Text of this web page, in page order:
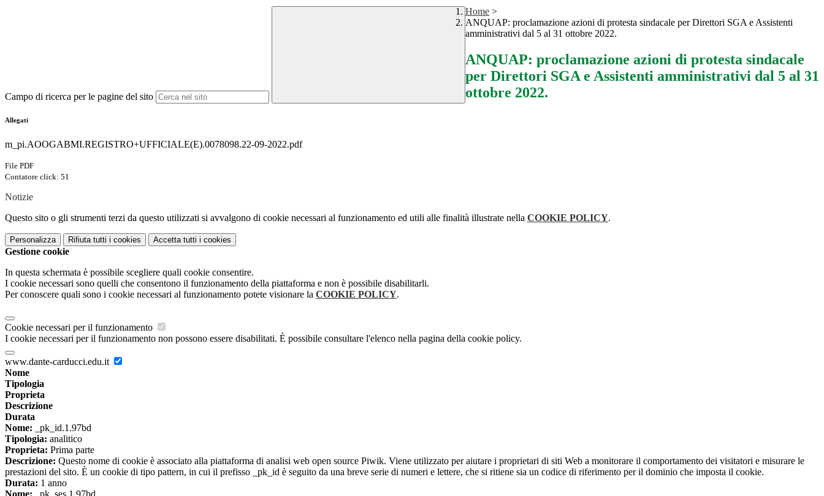
Campo di ricerca per le pagine del sito
Home >
ANQUAP: proclamazione azioni di protesta sindacale per Direttori SGA e Assistenti
amministrativi dal 5 al 31 ottobre 2022.
ANQUAP: proclamazione azioni di protesta sindacale
per Direttori SGA e Assistenti amministrativi dal 5 al 31
ottobre 2022.
Allegati
m_pi.AOOGABMI.REGISTRO+UFFICIALE(E).0078098.22-09-2022.pdf
File PDF
Contatore click: 51
Notizie
Questo sito o gli strumenti terzi da questo utilizzati si avvalgono di cookie necessari al funzionamento ed utili alle finalità illustrate nella COOKIE POLICY.
Personalizza Rifiuta tutti i cookies Accetta tutti i cookies
Gestione cookie
In questa schermata è possibile scegliere quali cookie consentire.
I cookie necessari sono quelli che consentono il funzionamento della piattaforma e non è possibile disabilitarli.
Per conoscere quali sono i cookie necessari al funzionamento potete visionare la COOKIE POLICY.
Cookie necessari per il funzionamento
I cookie necessari per il funzionamento non possono essere disabilitati. È possibile consultare l'elenco nella pagina della cookie policy.
www.dante-carducci.edu.it
Nome
Tipologia
Proprieta
Descrizione
Durata
Nome: _pk_id.1.97bd
Tipologia: analitico
Proprieta: Prima parte
Descrizione: Questo nome di cookie è associato alla piattaforma di analisi web open source Piwik. Viene utilizzato per aiutare i proprietari di siti Web a monitorare il comportamento dei visitatori e misurare le
prestazioni del sito. È un cookie di tipo pattern, in cui il prefisso _pk_id è seguito da una breve serie di numeri e lettere, che si ritiene sia un codice di riferimento per il dominio che imposta il cookie.
Durata: 1 anno